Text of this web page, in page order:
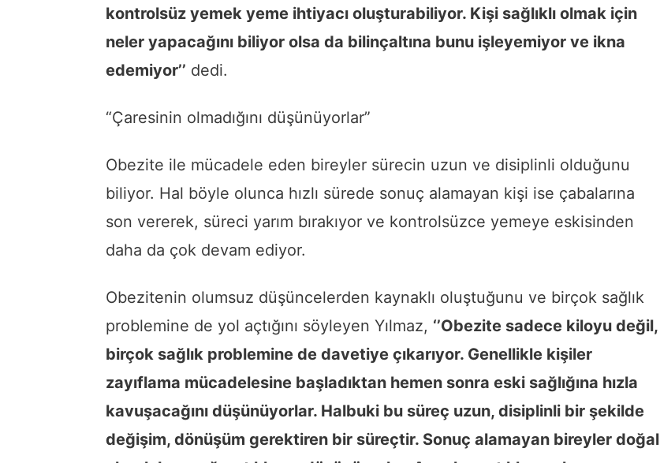
kontrolsüz yemek yeme ihtiyacı oluşturabiliyor. Kişi sağlıklı olmak için
neler yapacağını biliyor olsa da bilinçaltına bunu işleyemiyor ve ikna
edemiyor’’ dedi.
“Çaresinin olmadığını düşünüyorlar”
Obezite ile mücadele eden bireyler sürecin uzun ve disiplinli olduğunu
biliyor. Hal böyle olunca hızlı sürede sonuç alamayan kişi ise çabalarına
son vererek, süreci yarım bırakıyor ve kontrolsüzce yemeye eskisinden
daha da çok devam ediyor.
Obezitenin olumsuz düşüncelerden kaynaklı oluştuğunu ve birçok sağlık
problemine de yol açtığını söyleyen Yılmaz, ‘’Obezite sadece kiloyu değil,
birçok sağlık problemine de davetiye çıkarıyor. Genellikle kişiler
zayıflama mücadelesine başladıktan hemen sonra eski sağlığına hızla
kavuşacağını düşünüyorlar. Halbuki bu süreç uzun, disiplinli bir şekilde
değişim, dönüşüm gerektiren bir süreçtir. Sonuç alamayan bireyler doğal